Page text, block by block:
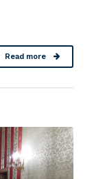
Read more